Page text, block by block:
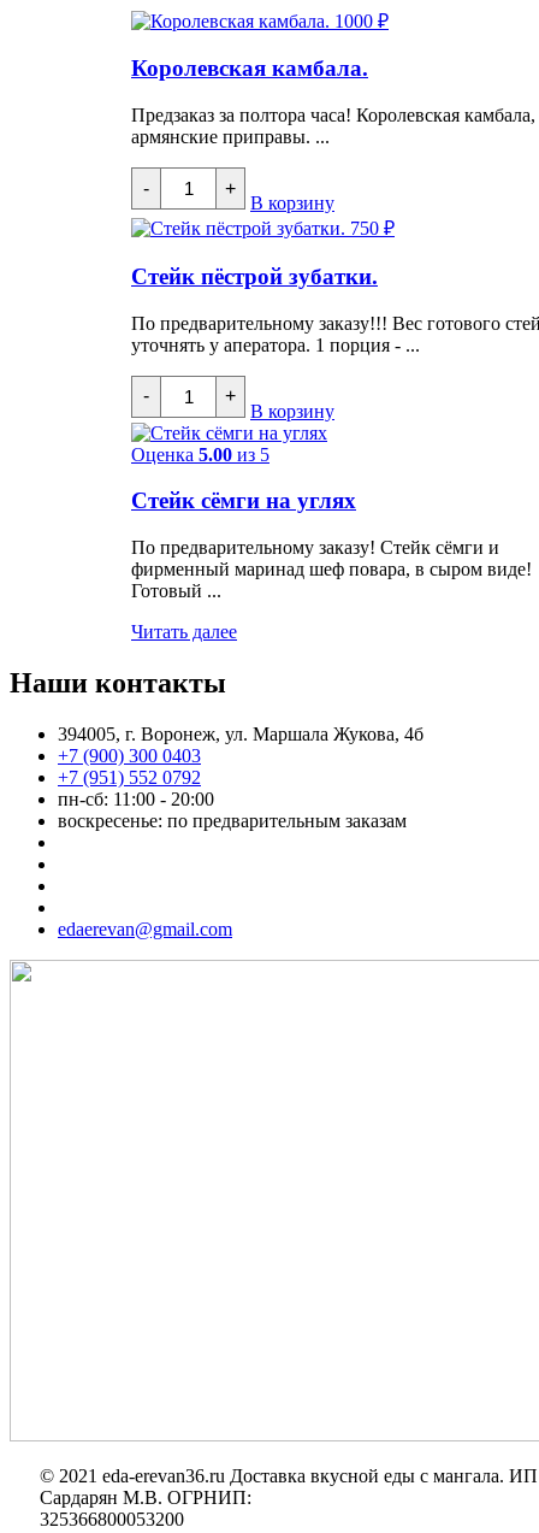
1000 ₽
Королевская камбала.
Предзаказ за полтора часа! Королевская камбала,
армянские приправы. ...
-
Количество
товара
Королевская
камбала.
+
В корзину
750 ₽
Стейк пёстрой зубатки.
По предварительному заказу!!! Вес готового
уточнять у аператора. 1 порция - ...
-
Количество
товара
Стейк
пёстрой
зубатки.
+
В корзину
Оценка 5.00 из 5
Стейк сёмги на углях
По предварительному заказу! Стейк сёмги и
фирменный маринад шеф повара, в сыром виде!
Готовый ...
Читать далее
Наши контакты
394005, г. Воронеж, ул. Маршала Жукова, 4б
+7 (900) 300 0403
+7 (951) 552 0792
пн-сб: 11:00 - 20:00
воскресенье: по предварительным заказам
edaerevan@gmail.com
© 2021 eda-erevan36.ru Доставка вкусной еды с мангала. ИП
Сардарян М.В. ОГРНИП:
325366800053200